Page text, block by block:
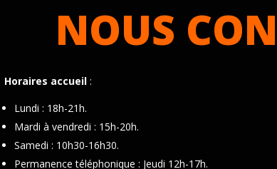
NOUS
Horaires accueil :
Lundi : 18h-21h.
Mardi à vendredi : 15h-20h.
Samedi : 10h30-16h30.
Permanence téléphonique : Jeudi 12h-17h.